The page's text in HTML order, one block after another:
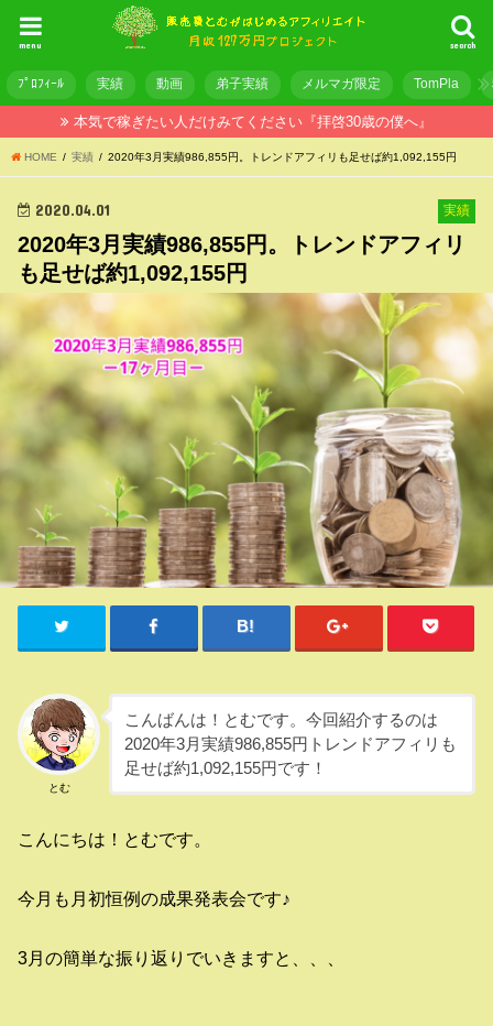
search
menu
ﾌﾟﾛﾌｨｰﾙ 実績 動画 弟子実績 メルマガ限定 TomPla
本気で稼ぎたい人だけみてください『拝啓30歳の僕へ』
HOME 実績 2020年3月実績986,855円。トレンドアフィリも足せば約1,092,155円
実績
2020.04.01
2020年3月実績986,855円。トレンドアフィリ
も足せば約1,092,155円
とむ
こんばんは！とむです。今回紹介するのは
2020年3月実績986,855円トレンドアフィリも
足せば約1,092,155円です！
こんにちは！とむです。
今月も月初恒例の成果発表会です♪
3月の簡単な振り返りでいきますと、、、